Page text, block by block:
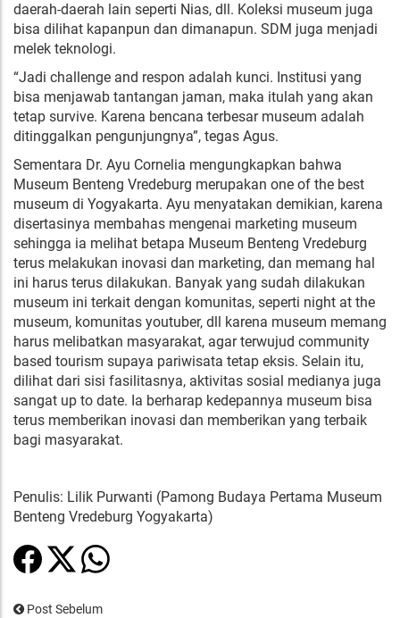
daerah-daerah lain seperti Nias, dll. Koleksi museum juga
bisa dilihat kapanpun dan dimanapun. SDM juga menjadi
melek teknologi.
“Jadi challenge and respon adalah kunci. Institusi yang
bisa menjawab tantangan jaman, maka itulah yang akan
tetap survive. Karena bencana terbesar museum adalah
ditinggalkan pengunjungnya”, tegas Agus.
Sementara Dr. Ayu Cornelia mengungkapkan bahwa
Museum Benteng Vredeburg merupakan one of the best
museum di Yogyakarta. Ayu menyatakan demikian, karena
disertasinya membahas mengenai marketing museum
sehingga ia melihat betapa Museum Benteng Vredeburg
terus melakukan inovasi dan marketing, dan memang hal
ini harus terus dilakukan. Banyak yang sudah dilakukan
museum ini terkait dengan komunitas, seperti night at the
museum, komunitas youtuber, dll karena museum memang
harus melibatkan masyarakat, agar terwujud community
based tourism supaya pariwisata tetap eksis. Selain itu,
dilihat dari sisi fasilitasnya, aktivitas sosial medianya juga
sangat up to date. Ia berharap kedepannya museum bisa
terus memberikan inovasi dan memberikan yang terbaik
bagi masyarakat.
Penulis: Lilik Purwanti (Pamong Budaya Pertama Museum
Benteng Vredeburg Yogyakarta)
Post Sebelum